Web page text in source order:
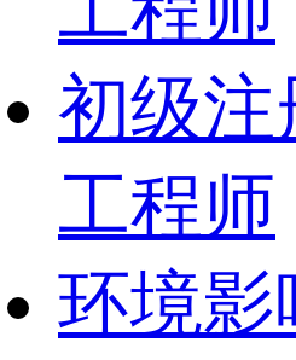
初级注
工程师
环境影